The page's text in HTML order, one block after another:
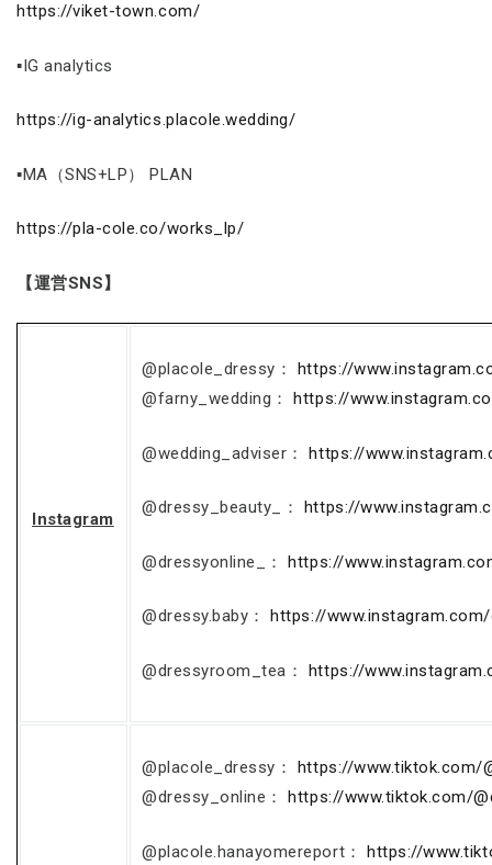
https://viket-town.com/
▪IG analytics
https://ig-analytics.placole.wedding/
▪MA（SNS+LP） PLAN
https://pla-cole.co/works_lp/
【運営SNS】
Instagram
@placole_dressy： https://
@farny_wedding：https://
@wedding_adviser：https://
@dressy_beauty_： https://
@dressyonline_：https://
@dressy.baby：https://
@dressyroom_tea： https://
@placole_dressy： https://www.tiktok.com/
@dressy_online：https://www.tiktok.com/
@placole.hanayomereport：https://